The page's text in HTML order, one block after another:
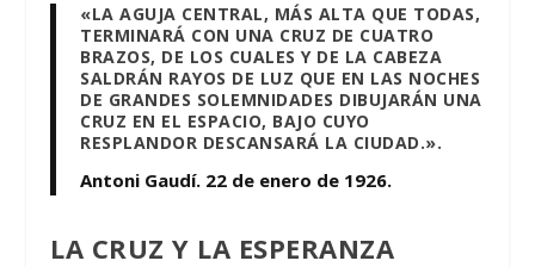
«LA AGUJA CENTRAL, MÁS ALTA QUE TODAS,
TERMINARÁ CON UNA CRUZ DE CUATRO
BRAZOS, DE LOS CUALES Y DE LA CABEZA
SALDRÁN RAYOS DE LUZ QUE EN LAS NOCHES
DE GRANDES SOLEMNIDADES DIBUJARÁN UNA
CRUZ EN EL ESPACIO, BAJO CUYO
RESPLANDOR DESCANSARÁ LA CIUDAD.».
Antoni Gaudí. 22 de enero de 1926.
LA CRUZ Y LA ESPERANZA